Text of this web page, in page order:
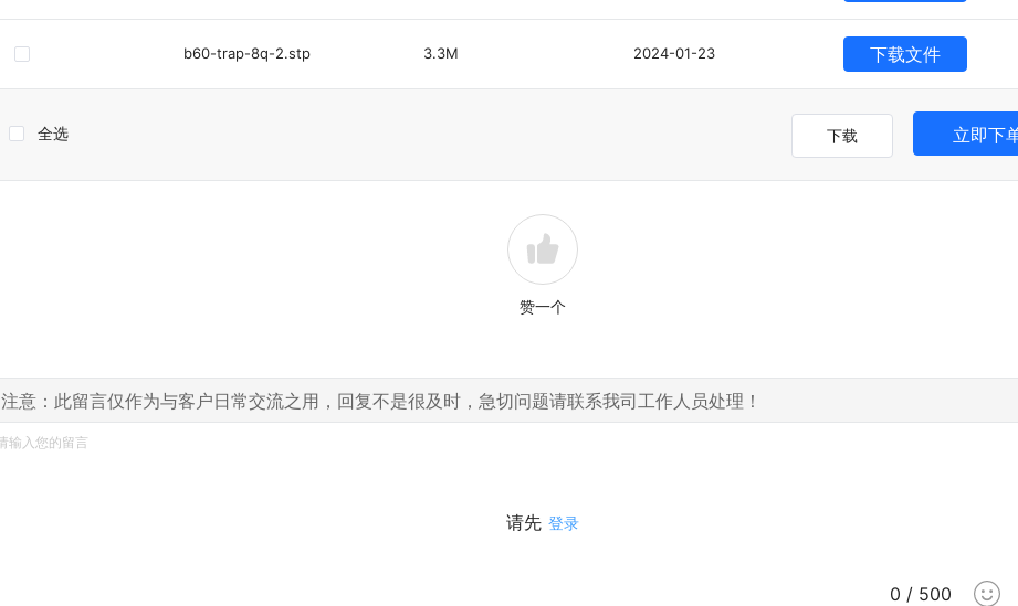
b60-trap-8q-2.stp 3.3M 2024-01-23 下载文件
全选 下载 立即下
赞一个
注意：此留言仅作为与客户日常交流之用，回复不是很及时，急切问题请联系我司工作人员处理！
0 / 500
请先 登录